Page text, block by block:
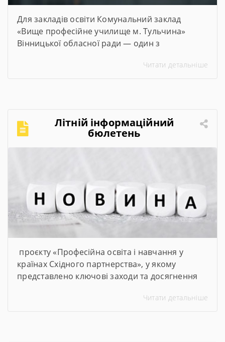
Для закладів освіти Комунальний заклад
«Вище професійне училище м. Тульчина»
Вінницької обласної ради — один з
реалізується @Міністерством освіти і науки
щоб студенти мали змогу опановувати сучасні
та актуальні професії та спеціальності. Завдяки
субвенції в розмірі […]
Читати детальніше
Літній інформаційний
бюлетень
проєкту «Професійна освіта і навчання у
країнах Східного партнерства», у якому
представлено ключові заходи та досягнення
Читати детальніше